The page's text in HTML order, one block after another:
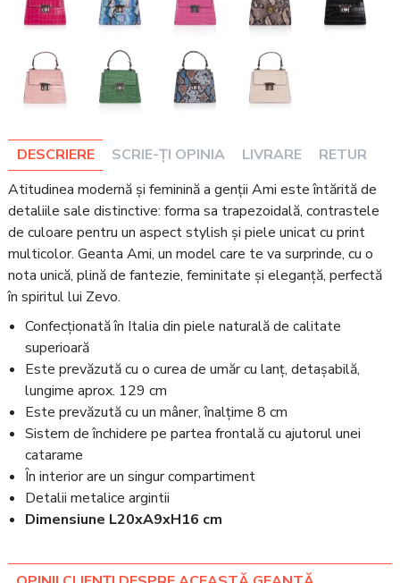
DESCRIERE SCRIE-ȚI OPINIA LIVRARE
RETUR
Atitudinea modernă și feminină a genții Ami este întărită de
detaliile sale distinctive: forma sa trapezoidală, contrastele
de culoare pentru un aspect stylish și piele unicat cu print
multicolor. Geanta Ami, un model care te va surprinde, cu o
nota unică, plină de fantezie, feminitate și eleganță, perfectă
în spiritul lui Zevo.
Confecționată în Italia din piele naturală de calitate
superioară
Este prevăzută cu o curea de umăr cu lanț, detașabilă,
lungime aprox. 129 cm
Este prevăzută cu un mâner, înalțime 8 cm
Sistem de închidere pe partea frontală cu ajutorul unei
catarame
În interior are un singur compartiment
Detalii metalice argintii
Dimensiune L20xA9xH16 cm